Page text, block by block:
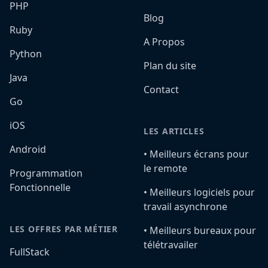
PHP
Ruby
Python
Java
Go
iOS
Android
Programmation
Fonctionnelle
LES OFFRES PAR MÉTIER
FullStack
Blog
A Propos
Plan du site
Contact
LES ARTICLES
•️ Meilleurs écrans pour
le remote
•️ Meilleurs logiciels pour
travail asynchrone
•️ Meilleurs bureaux pour
télétravailer